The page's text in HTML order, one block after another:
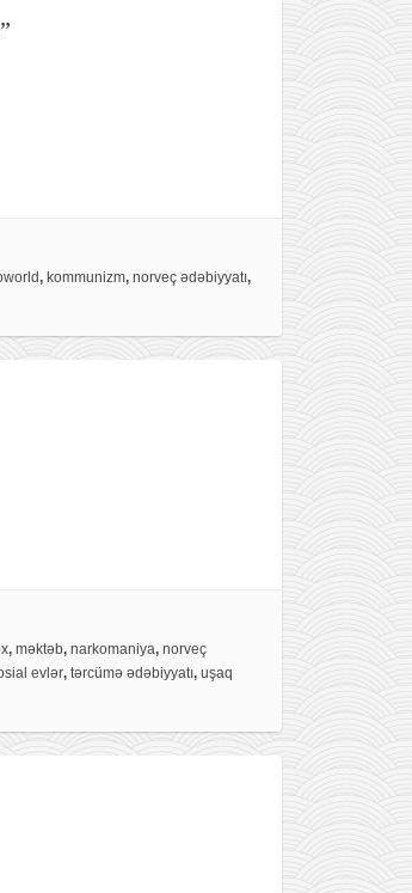
, kommunizm, norveç ədəbiyyatı,
, məktəb, narkomaniya, norveç
evlər, tərcümə ədəbiyyatı, uşaq